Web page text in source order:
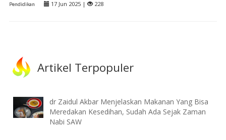
Pendidikan 17 Jun 2025 | 228
Artikel Terpopuler
dr Zaidul Akbar Menjelaskan Makanan Yang Bisa
Meredakan Kesedihan, Sudah Ada Sejak Zaman
Nabi SAW